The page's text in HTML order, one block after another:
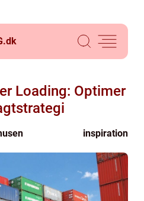
dk
Loading: Optimer
inspiration